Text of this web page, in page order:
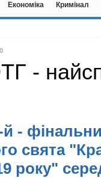
Економіка Кримінал
0
-
й -
свята
року"